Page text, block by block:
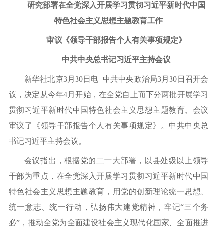
研究部署在全党深入开展学习贯彻习近平新时代中国
特色社会主义思想主题教育工作
审议《领导干部报告个人有关事项规定》
中共中央总书记习近平主持会议
新华社北京3月30日电 中共中央政治局3月30日召开会
议，决定从今年4月开始，在全党自上而下分两批开展学习
贯彻习近平新时代中国特色社会主义思想主题教育。会议
审议了《领导干部报告个人有关事项规定》。中共中央总
书记习近平主持会议。
会议指出，根据党的二十大部署，以县处级以上领导
干部为重点，在全党深入开展学习贯彻习近平新时代中国
特色社会主义思想主题教育，用党的创新理论统一思想、
统一意志、统一行动，弘扬伟大建党精神，牢记“三个务
必”，推动全党为全面建设社会主义现代化国家、全面推进